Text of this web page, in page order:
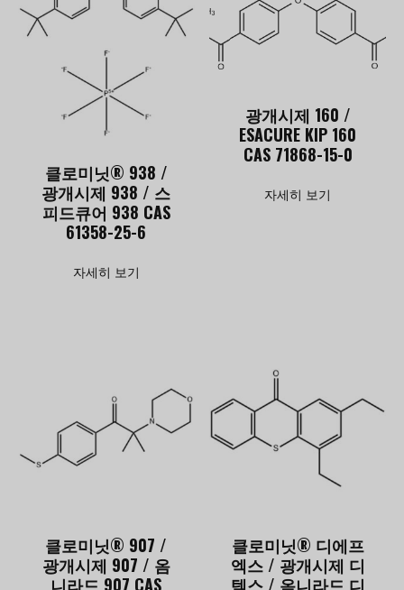
클로미닛® 938 /
광개시제 938 / 스
피드큐어 938 CAS
61358-25-6
자세히 보기
광개시제 160 /
ESACURE KIP 160
CAS 71868-15-0
자세히 보기
클로미닛® 907 /
광개시제 907 / 옴
니라드 907 CAS
클로미닛® 디에프
엑스 / 광개시제 디
텍스 / 옴니라드 디